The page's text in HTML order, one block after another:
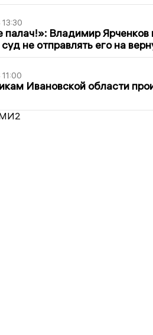
палач!»: Владимир Ярченков
не отправлять его на
Ивановской области